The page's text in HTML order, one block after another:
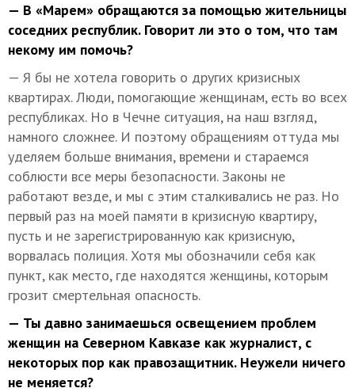
— В «Марем» обращаются за помощью жительницы
соседних республик. Говорит ли это о том, что там
некому им помочь?
— Я бы не хотела говорить о других кризисных
квартирах. Люди, помогающие женщинам, есть во всех
республиках. Но в Чечне ситуация, на наш взгляд,
намного сложнее. И поэтому обращениям оттуда мы
уделяем больше внимания, времени и стараемся
соблюсти все меры безопасности. Законы не
работают везде, и мы с этим сталкивались не раз. Но
первый раз на моей памяти в кризисную квартиру,
пусть и не зарегистрированную как кризисную,
ворвалась полиция. Хотя мы обозначили себя как
пункт, как место, где находятся женщины, которым
грозит смертельная опасность.
— Ты давно занимаешься освещением проблем
женщин на Северном Кавказе как журналист, с
некоторых пор как правозащитник. Неужели ничего
не меняется?